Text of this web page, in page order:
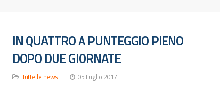
IN QUATTRO A PUNTEGGIO PIENO
DOPO DUE GIORNATE
Tutte le news 05 Luglio 2017